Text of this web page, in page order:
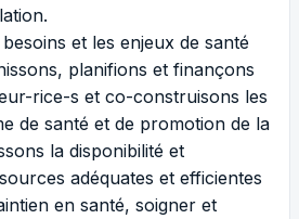
et les enjeux de santé
planifions et finançons
rice-s et co-construisons les
de santé et de promotion de la
la disponibilité et
adéquates et efficientes
en santé, soigner et